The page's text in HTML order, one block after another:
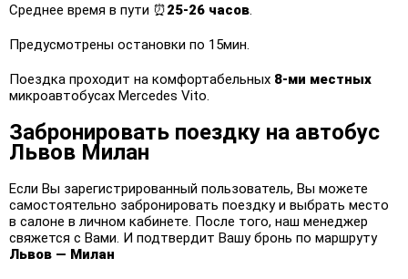
Среднее время в пути ⏰25-26 часов.
Предусмотрены остановки по 15мин.
Поездка проходит на комфортабельных 8-ми местных
микроавтобусах Mercedes Vito.
Забронировать поездку на автобус
Львов Милан
Если Вы зарегистрированный пользователь, Вы можете
самостоятельно забронировать поездку и выбрать место
в салоне в личном кабинете. После того, наш менеджер
свяжется с Вами. И подтвердит Вашу бронь по маршруту
Львов — Милан